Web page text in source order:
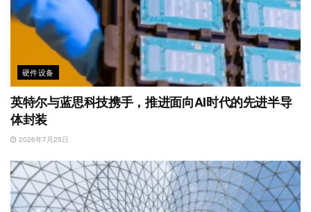
硬件设备
英特尔与蓝思科技携手，推进面向AI时代的先进半导
体封装
2026年7月25日